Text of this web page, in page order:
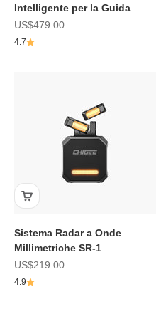
Intelligente per la Guida
Prezzo scontato
US$479.00
4.7
Sistema Radar a Onde
Millimetriche SR-1
Prezzo scontato
US$219.00
4.9